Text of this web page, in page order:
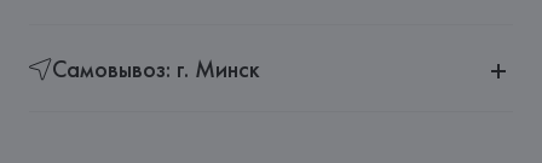
Самовывоз: г. Минск